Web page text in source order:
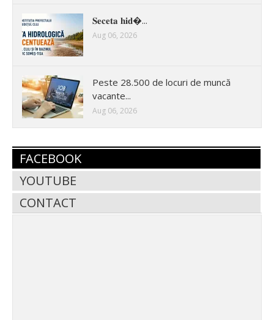
𝐒𝐞𝐜𝐞𝐭𝐚 𝐡𝐢𝐝�...
Aug 06, 2026
Peste 28.500 de locuri de muncă
vacante...
Aug 06, 2026
FACEBOOK
YOUTUBE
CONTACT